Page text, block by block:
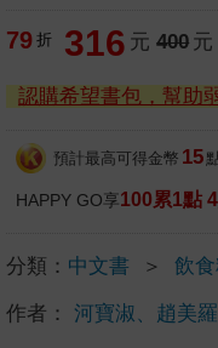
79 折 316 元 400 元
認購希望書包，幫助
預計最高可得金幣 15
HAPPY GO享100累1點
分類： 中文書 ＞ 飲
作者： 河寶淑、趙美羅